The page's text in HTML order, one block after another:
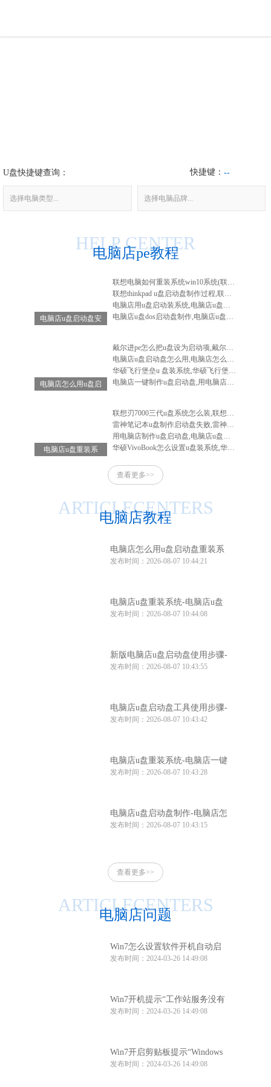
电脑问题
U盘快捷键查询：
选择电脑类型... 选择电脑品牌...
快捷键： --
电脑店pe教程
HELP CENTER
电脑店u盘启动盘安
联想电脑如何重装系统win10系统(联想电脑怎么重装系统win10系统)
联想thinkpad u盘启动盘制作过程,联想笔记本u盘启动盘制作
电脑店用u盘启动装系统,电脑店u盘启动盘安装系统
电脑店u盘dos启动盘制作,电脑店u盘启动盘制作软件
电脑店怎么用u盘启
戴尔进pe怎么把u盘设为启动项,戴尔电脑进入bios设置u盘启动
电脑店u盘启动盘怎么用,电脑店怎么做启动u盘
华硕飞行堡垒u 盘装系统,华硕飞行堡垒装系统教程
电脑店一键制作u盘启动盘,用电脑店制作u盘启动盘
电脑店u盘重装系
联想刃7000三代u盘系统怎么装,联想刃7000怎么重装系统
雷神笔记本u盘制作启动盘失败,雷神笔记本u盘启动不了
用电脑店制作u盘启动盘,电脑店u盘启动盘制作工具教程
华硕VivoBook怎么设置u盘装系统,华硕vivobook如何重装系统
查看更多>>
电脑店教程
ARTICLECENTERS
电脑店怎么用u盘启动盘重装系
统-电脑店怎么使用u盘重装系统
发布时间：2026-08-07 10:44:21
电脑店u盘重装系统-电脑店u盘
重装系统步骤
发布时间：2026-08-07 10:44:08
新版电脑店u盘启动盘使用步骤-
电脑店u盘启动教程
发布时间：2026-08-07 10:43:55
电脑店u盘启动盘工具使用步骤-
电脑店u盘启动盘制作工具
发布时间：2026-08-07 10:43:42
电脑店u盘重装系统-电脑店一键
u盘重装系统
发布时间：2026-08-07 10:43:28
电脑店u盘启动盘制作-电脑店怎
么制作u盘启动盘
发布时间：2026-08-07 10:43:15
查看更多>>
电脑店问题
ARTICLECENTERS
Win7怎么设置软件开机自动启
动？Win7软件开机自动启动设
发布时间：2024-03-26 14:49:08
Win7开机提示“工作站服务没有
启动”怎么办？
发布时间：2024-03-26 14:49:08
Win7开启剪贴板提示“Windows
找不到clipbrd.exe文件”怎么办
发布时间：2024-03-26 14:49:08